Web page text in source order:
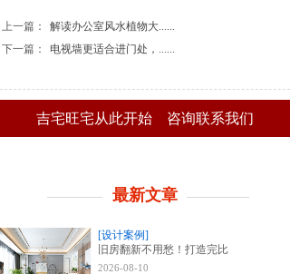
上一篇：
解读办公室风水植物大......
下一篇：
电视墙更适合进门处，......
吉宅旺宅从此开始 咨询联系我们
最新文章
[设计案例]
旧房翻新不用愁！打造完比
2026-08-10